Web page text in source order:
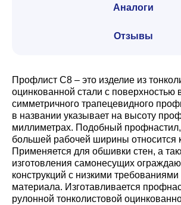
Аналоги
Отзывы
Профлист С8 – это изделие из
оцинкованной стали с поверхностью
симметричного трапецевидного
в названии указывает на высоту
миллиметрах. Подобный профнастил,
большей рабочей ширины относится
Применяется для обшивки стен, а
изготовления самонесущих
конструкций с низкими требованиями
материала. Изготавливается
рулонной тонколистовой